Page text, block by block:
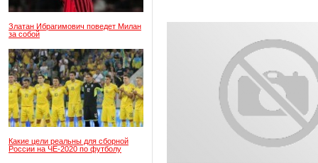
Златан Ибрагимович поведет Милан
за собой
Какие цели реальны для сборной
России на ЧЕ-2020 по футболу